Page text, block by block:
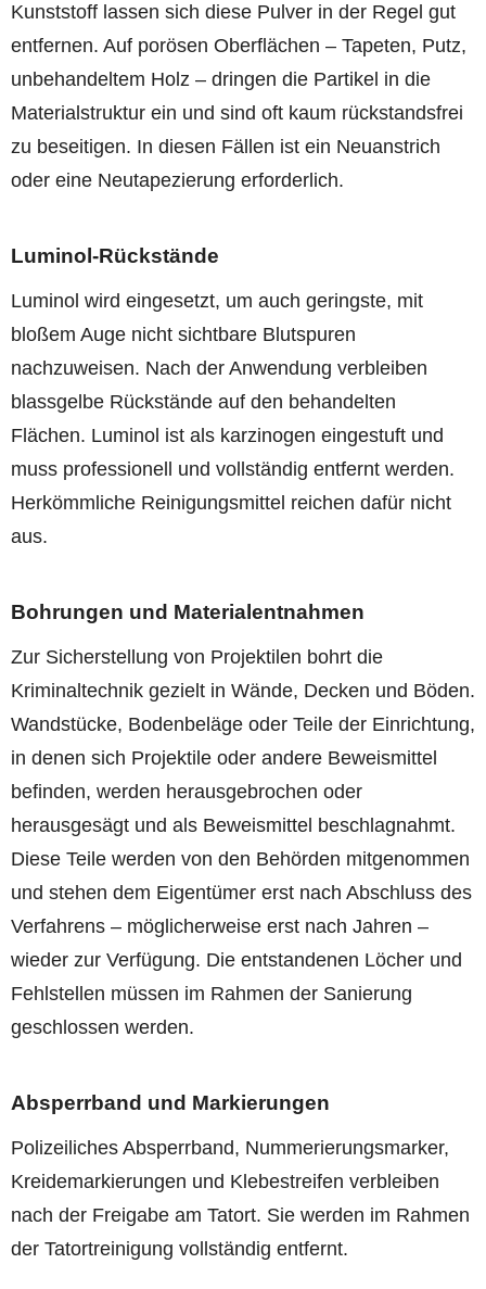
Kunststoff lassen sich diese Pulver in der Regel gut
entfernen. Auf porösen Oberflächen – Tapeten, Putz,
unbehandeltem Holz – dringen die Partikel in die
Materialstruktur ein und sind oft kaum rückstandsfrei
zu beseitigen. In diesen Fällen ist ein Neuanstrich
oder eine Neutapezierung erforderlich.
Luminol-Rückstände
Luminol wird eingesetzt, um auch geringste, mit
bloßem Auge nicht sichtbare Blutspuren
nachzuweisen. Nach der Anwendung verbleiben
blassgelbe Rückstände auf den behandelten
Flächen. Luminol ist als karzinogen eingestuft und
muss professionell und vollständig entfernt werden.
Herkömmliche Reinigungsmittel reichen dafür nicht
aus.
Bohrungen und Materialentnahmen
Zur Sicherstellung von Projektilen bohrt die
Kriminaltechnik gezielt in Wände, Decken und Böden.
Wandstücke, Bodenbeläge oder Teile der Einrichtung,
in denen sich Projektile oder andere Beweismittel
befinden, werden herausgebrochen oder
herausgesägt und als Beweismittel beschlagnahmt.
Diese Teile werden von den Behörden mitgenommen
und stehen dem Eigentümer erst nach Abschluss des
Verfahrens – möglicherweise erst nach Jahren –
wieder zur Verfügung. Die entstandenen Löcher und
Fehlstellen müssen im Rahmen der Sanierung
geschlossen werden.
Absperrband und Markierungen
Polizeiliches Absperrband, Nummerierungsmarker,
Kreidemarkierungen und Klebestreifen verbleiben
nach der Freigabe am Tatort. Sie werden im Rahmen
der Tatortreinigung vollständig entfernt.